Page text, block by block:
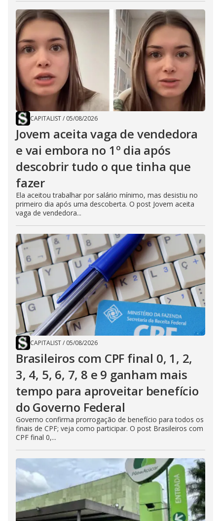
CAPITALIST/ 05/08/2026
Jovem aceita vaga de vendedora
e vai embora no 1º dia após
descobrir tudo o que tinha que
fazer
Ela aceitou trabalhar por salário mínimo, mas desistiu no
primeiro dia após uma descoberta. O post Jovem aceita
vaga de vendedora...
CAPITALIST/ 05/08/2026
Brasileiros com CPF final 0, 1, 2,
3, 4, 5, 6, 7, 8 e 9 ganham mais
tempo para aproveitar benefício
do Governo Federal
Governo confirma prorrogação de benefício para todos os
finais de CPF; veja como participar. O post Brasileiros com
CPF final 0,...